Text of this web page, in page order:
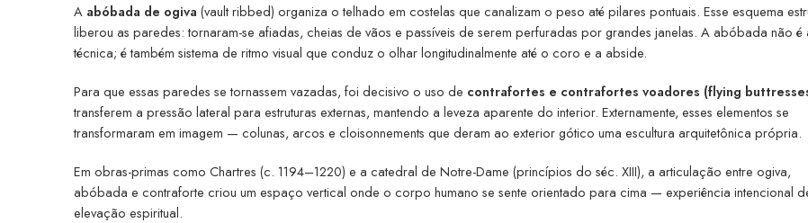
A abóbada de ogiva (vault ribbed) organiza o telhado em costelas que canalizam o peso até pilares pontuais. Esse esquema
liberou as paredes: tornaram-se afiadas, cheias de vãos e passíveis de serem perfuradas por grandes janelas. A abóbada não é
técnica; é também sistema de ritmo visual que conduz o olhar longitudinalmente até o coro e a abside.
Para que essas paredes se tornassem vazadas, foi decisivo o uso de contrafortes e contrafortes voadores (flying
transferem a pressão lateral para estruturas externas, mantendo a leveza aparente do interior. Externamente, esses elementos se
transformaram em imagem — colunas, arcos e cloisonnements que deram ao exterior gótico uma escultura arquitetônica própria.
Em obras-primas como Chartres (c. 1194–1220) e a catedral de Notre-Dame (princípios do séc. XIII), a articulação entre ogiva,
abóbada e contraforte criou um espaço vertical onde o corpo humano se sente orientado para cima — experiência intencional
elevação espiritual.